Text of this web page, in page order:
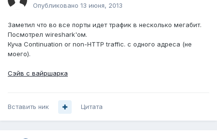
Опубликовано 13 июня, 2013
Заметил что во все порты идет трафик в несколько мегабит.
Посмотрел wireshark'ом.
Куча Continuation or non-HTTP traffic. с одного адреса (не
моего).
Сэйв с вайршарка
Вставить ник Цитата